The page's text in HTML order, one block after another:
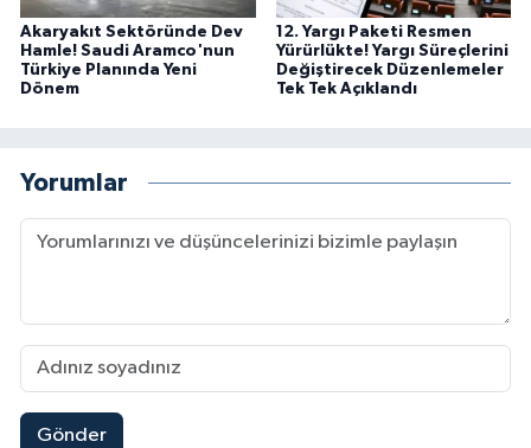
Akaryakıt Sektöründe Dev
Hamle! Saudi Aramco'nun
Türkiye Planında Yeni
Dönem
12. Yargı Paketi Resmen
Yürürlükte! Yargı Süreçlerini
Değiştirecek Düzenlemeler
Tek Tek Açıklandı
Yorumlar
Gönder